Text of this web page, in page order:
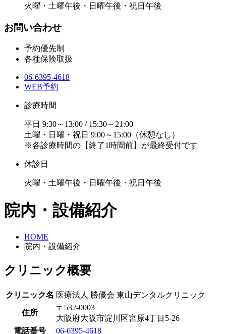
火曜・土曜午後・日曜午後・祝日午後
お問い合わせ
予約優先制
各種保険取扱
06-6395-4618
WEB予約
診療時間
平日 9:30～13:00 / 15:30～21:00
土曜・日曜・祝日 9:00～15:00（休憩なし）
※各診療時間の【終了1時間前】が最終受付です
休診日
火曜・土曜午後・日曜午後・祝日午後
院内・設備紹介
HOME
院内・設備紹介
クリニック概要
クリニック名 医療法人 勝優会 東山デンタルクリニック
住所
〒532-0003
大阪府大阪市淀川区宮原4丁目5-26
電話番号
06-6395-4618